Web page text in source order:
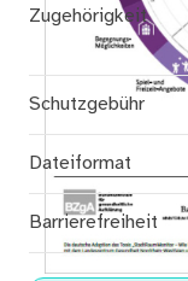
Zugehörigkeit
Schutzgebühr
Dateiformat
Barrierefreiheit